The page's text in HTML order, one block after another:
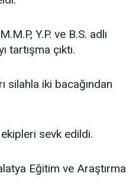
Y.P. ve B.S. adlı
çıktı.
silahla iki bacağından
sevk edildi.
Eğitim ve Araştırma